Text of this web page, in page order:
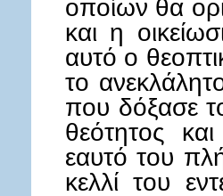
οποίων θα
και η
αυτό ο
το
που δόξασε
θεότητος
εαυτό του
κελλί του